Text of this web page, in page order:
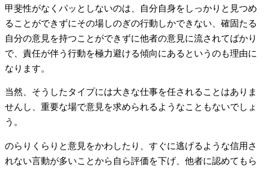
甲斐性がなくパッとしないのは、自分自身をしっかりと見つめ
ることができずにその場しのぎの行動しかできない、確固たる
自分の意見を持つことができずに他者の意見に流されてばかり
で、責任が伴う行動を極力避ける傾向にあるというのも理由に
なります。
当然、そうしたタイプには大きな仕事を任されることはありま
せんし、重要な場で意見を求められるようなこともないでしょ
う。
のらりくらりと意見をかわしたり、すぐに逃げるような信用さ
れない言動が多いことから自ら評価を下げ、他者に認めてもら